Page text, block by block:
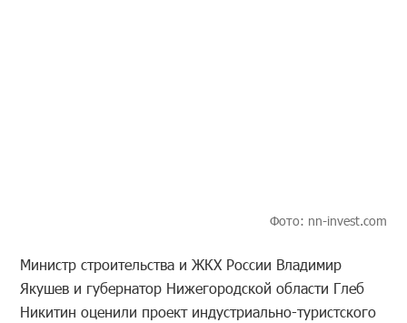
Фото: nn-invest.com
Министр строительства и ЖКХ России Владимир
Якушев и губернатор Нижегородской области Глеб
Никитин оценили проект индустриально-туристского